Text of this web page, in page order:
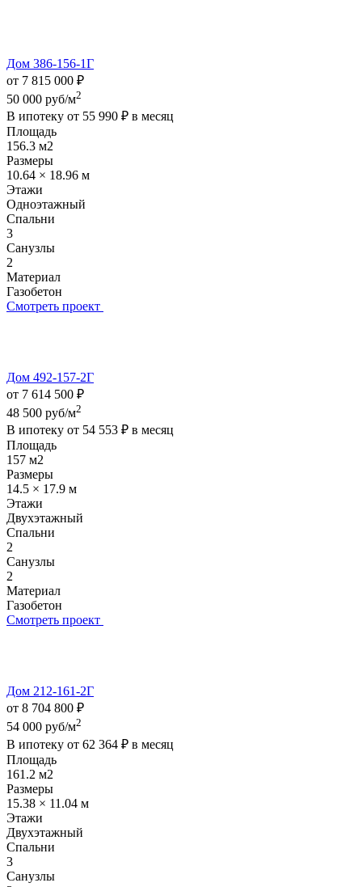
Дом 386-156-1Г
от 7 815 000 ₽
50 000 руб/м2
В ипотеку от 55 990 ₽ в месяц
Площадь
156.3 м2
Размеры
10.64 × 18.96 м
Этажи
Одноэтажный
Спальни
3
Санузлы
2
Материал
Газобетон
Смотреть проект
Дом 492-157-2Г
от 7 614 500 ₽
48 500 руб/м2
В ипотеку от 54 553 ₽ в месяц
Площадь
157 м2
Размеры
14.5 × 17.9 м
Этажи
Двухэтажный
Спальни
2
Санузлы
2
Материал
Газобетон
Смотреть проект
Дом 212-161-2Г
от 8 704 800 ₽
54 000 руб/м2
В ипотеку от 62 364 ₽ в месяц
Площадь
161.2 м2
Размеры
15.38 × 11.04 м
Этажи
Двухэтажный
Спальни
3
Санузлы